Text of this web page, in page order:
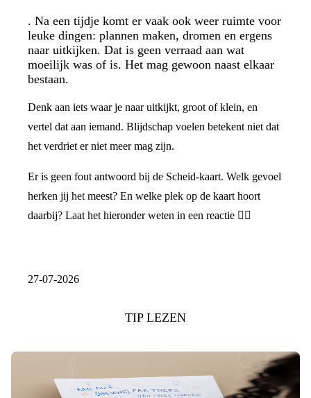
. Na een tijdje komt er vaak ook weer ruimte voor
leuke dingen: plannen maken, dromen en ergens
naar uitkijken. Dat is geen verraad aan wat
moeilijk was of is. Het mag gewoon naast elkaar
bestaan.
Denk aan iets waar je naar uitkijkt, groot of klein, en
vertel dat aan iemand. Blijdschap voelen betekent niet dat
het verdriet er niet meer mag zijn.
Er is geen fout antwoord bij de Scheid-kaart. Welk gevoel
herken jij het meest? En welke plek op de kaart hoort
daarbij? Laat het hieronder weten in een reactie 👇🏼
27-07-2026
TIP LEZEN